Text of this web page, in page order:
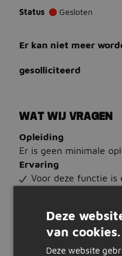
Status
Gesloten
Er kan niet meer
gesolliciteerd
WAT WIJ VRAGEN
Opleiding
Er is geen minimale
Ervaring
Voor deze functie is
Bij voorkeur
Deze
van cookies.
Deze website